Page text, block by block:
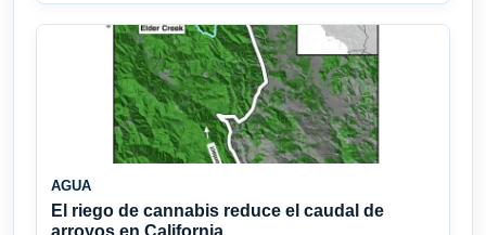
AGUA
El riego de cannabis reduce el caudal de